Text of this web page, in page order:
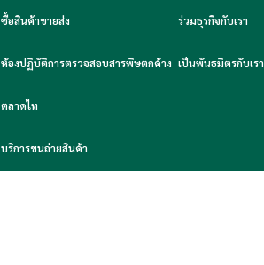
ซื้อสินค้าขายส่ง
ห้องปฏิบัติการตรวจสอบสารพิษตกค้าง
ตลาดไท
บริการขนถ่ายสินค้า
ร่วมธุรกิจกับเรา
เป็นพันธมิตรกับเรา